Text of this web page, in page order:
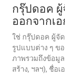
กรุ๊ปดอค
ออกจากเ
ใช่ กรุ๊ปดอค ผู้จั
รูปแบบต่าง ๆ ขอ
ภาพรวมถึงข้อมู
สร้าง, ฯลฯ), ชื่อ